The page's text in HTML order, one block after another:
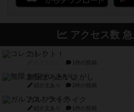
アクセス数
コレクト！
1件の投稿
無限まちがいさがし
紹介文あり 2件の投稿
ガルフストライク
紹介文あり 1件の投稿